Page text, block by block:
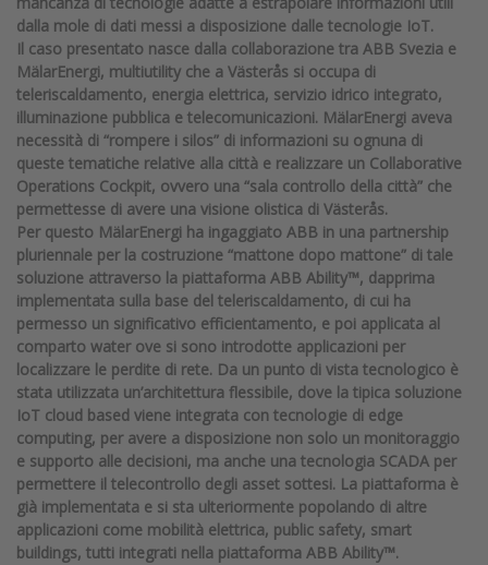
dalla mole di dati messi a disposizione dalle tecnologie IoT.
Il caso presentato nasce dalla collaborazione tra ABB Svezia e
MälarEnergi, multiutility che a Västerås si occupa di
teleriscaldamento, energia elettrica, servizio idrico integrato,
illuminazione pubblica e telecomunicazioni. MälarEnergi aveva
necessità di “rompere i silos” di informazioni su ognuna di
queste tematiche relative alla città e realizzare un Collaborative
Operations Cockpit, ovvero una “sala controllo della città” che
permettesse di avere una visione olistica di Västerås.
Per questo MälarEnergi ha ingaggiato ABB in una partnership
pluriennale per la costruzione “mattone dopo mattone” di tale
soluzione attraverso la piattaforma ABB Ability™, dapprima
implementata sulla base del teleriscaldamento, di cui ha
permesso un significativo efficientamento, e poi applicata al
comparto water ove si sono introdotte applicazioni per
localizzare le perdite di rete. Da un punto di vista tecnologico è
stata utilizzata un’architettura flessibile, dove la tipica soluzione
IoT cloud based viene integrata con tecnologie di edge
computing, per avere a disposizione non solo un monitoraggio
e supporto alle decisioni, ma anche una tecnologia SCADA per
permettere il telecontrollo degli asset sottesi. La piattaforma è
già implementata e si sta ulteriormente popolando di altre
applicazioni come mobilità elettrica, public safety, smart
buildings, tutti integrati nella piattaforma ABB Ability™.